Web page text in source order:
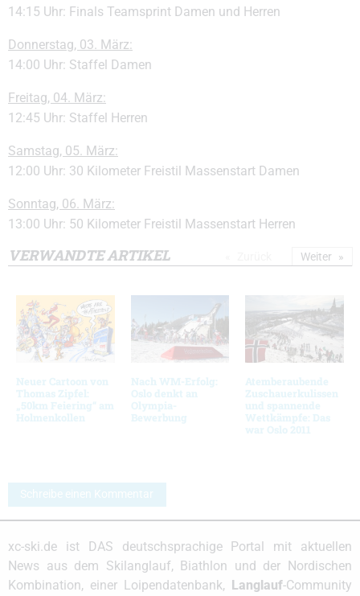
14:15 Uhr: Finals Teamsprint Damen und Herren
Donnerstag, 03. März:
14:00 Uhr: Staffel Damen
Freitag, 04. März:
12:45 Uhr: Staffel Herren
Samstag, 05. März:
12:00 Uhr: 30 Kilometer Freistil Massenstart Damen
Sonntag, 06. März:
13:00 Uhr: 50 Kilometer Freistil Massenstart Herren
VERWANDTE ARTIKEL
Neuer Cartoon von
Thomas Zipfel:
„50km Feiering“ am
Holmenkollen
Nach WM-Erfolg:
Oslo denkt an
Olympia-
Bewerbung
Atemberaubende
Zuschauerkulissen
und spannende
Wettkämpfe: Das
war Oslo 2011
Weiter
Schreibe einen Kommentar
xc-ski.de ist DAS deutschsprachige Portal mit aktuellen
News aus dem Skilanglauf, Biathlon und der Nordischen
Kombination, einer Loipendatenbank, Langlauf-Community